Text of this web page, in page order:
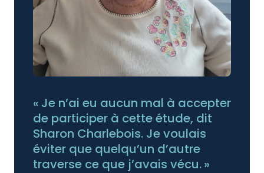
« Je n’ai eu aucun mal à accepter
de participer à cette étude, dit
Sharon Charlebois. Je voulais
éviter que quelqu’un d’autre
traverse ce que j’avais vécu. »